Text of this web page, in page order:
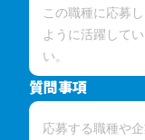
質問事項